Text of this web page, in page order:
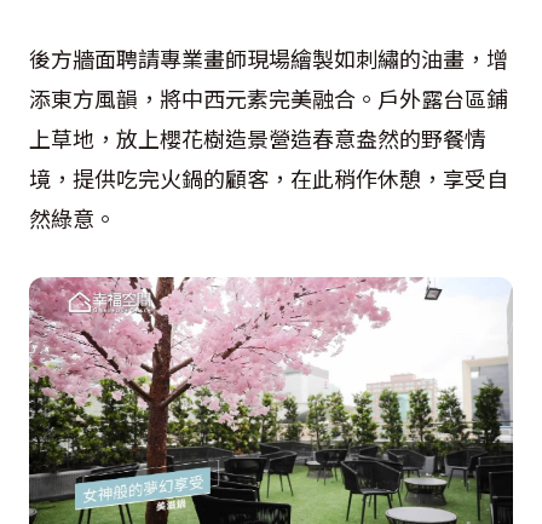
後方牆面聘請專業畫師現場繪製如刺繡的油畫，增
添東方風韻，將中西元素完美融合。戶外露台區鋪
上草地，放上櫻花樹造景營造春意盎然的野餐情
境，提供吃完火鍋的顧客，在此稍作休憩，享受自
然綠意。